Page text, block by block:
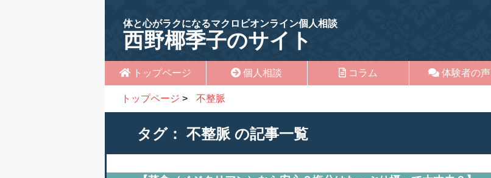
体と心がラクになるマクロビオンライン個人相談
西野椰季子のサイト
トップページ 個人相談 コラム 体験者の声
トップページ > 不整脈
タグ： 不整脈 の記事一覧